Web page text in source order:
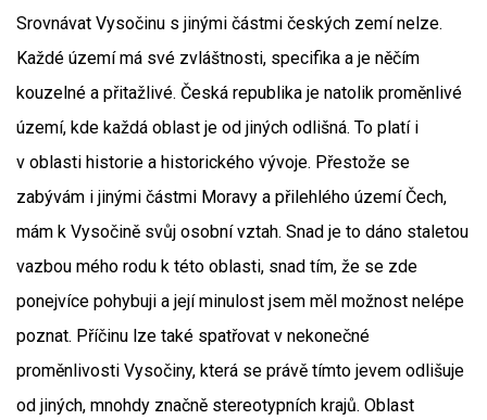
Srovnávat Vysočinu s jinými částmi českých zemí nelze.
Každé území má své zvláštnosti, specifika a je něčím
kouzelné a přitažlivé. Česká republika je natolik proměnlivé
území, kde každá oblast je od jiných odlišná. To platí i
v oblasti historie a historického vývoje. Přestože se
zabývám i jinými částmi Moravy a přilehlého území Čech,
mám k Vysočině svůj osobní vztah. Snad je to dáno staletou
vazbou mého rodu k této oblasti, snad tím, že se zde
ponejvíce pohybuji a její minulost jsem měl možnost nelépe
poznat. Příčinu lze také spatřovat v nekonečné
proměnlivosti Vysočiny, která se právě tímto jevem odlišuje
od jiných, mnohdy značně stereotypních krajů. Oblast